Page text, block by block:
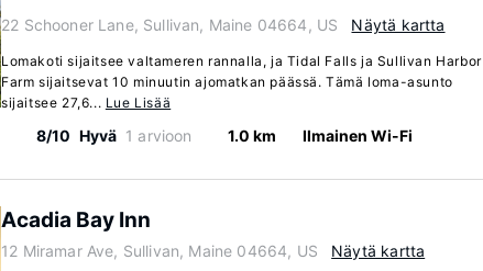
22 Schooner Lane, Sullivan, Maine 04664, US Näytä kartta
Lomakoti sijaitsee valtameren rannalla, ja Tidal Falls ja Sullivan Harbor
Farm sijaitsevat 10 minuutin ajomatkan päässä. Tämä loma-asunto
sijaitsee 27,6... Lue Lisää
8/10 Hyvä 1 arvioon 1.0 km Ilmainen Wi-Fi
Acadia Bay Inn
12 Miramar Ave, Sullivan, Maine 04664, US Näytä kartta